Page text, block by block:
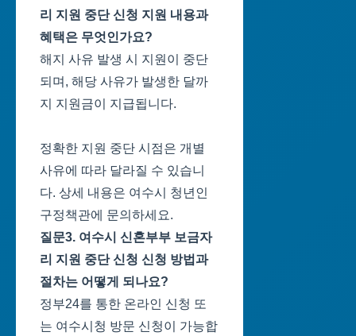
리 지원 중단 신청 지원 내용과
혜택은 무엇인가요?
해지 사유 발생 시 지원이 중단
되며, 해당 사유가 발생한 달까
지 지원금이 지급됩니다.
정확한 지원 중단 시점은 개별
사유에 따라 달라질 수 있습니
다. 상세 내용은 여수시 청년인
구정책관에 문의하세요.
질문3. 여수시 신혼부부 보금자
리 지원 중단 신청 신청 방법과
절차는 어떻게 되나요?
정부24를 통한 온라인 신청 또
는 여수시청 방문 신청이 가능합